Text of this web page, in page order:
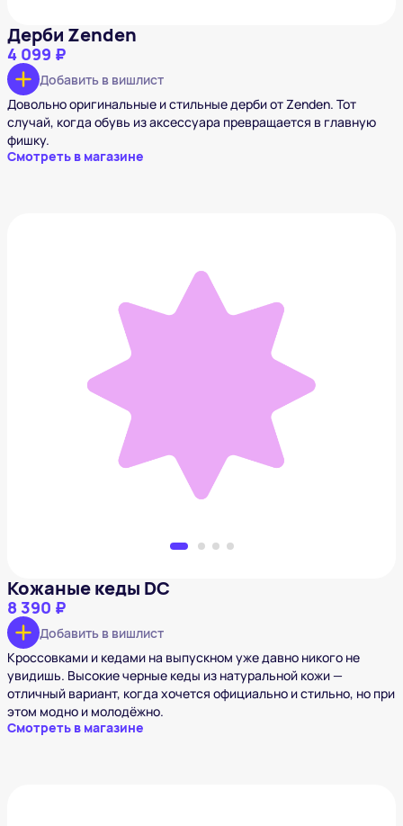
Дерби Zenden
4 099 ₽
Добавить в вишлист
Довольно оригинальные и стильные дерби от Zenden. Тот
случай, когда обувь из аксессуара превращается в главную
фишку.
Смотреть в магазине
Кожаные кеды DC
8 390 ₽
Добавить в вишлист
Кроссовками и кедами на выпускном уже давно никого не
увидишь. Высокие черные кеды из натуральной кожи —
отличный вариант, когда хочется официально и стильно, но при
этом модно и молодёжно.
Смотреть в магазине